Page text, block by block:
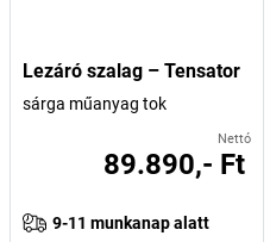
Lezáró szalag – Tensator
sárga műanyag tok
Nettó
89.890,- Ft
9-11 munkanap alatt